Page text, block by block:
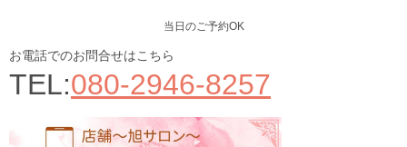
当日のご予約OK
お電話でのお問合せはこちら
TEL:080-2946-8257
メディア掲載